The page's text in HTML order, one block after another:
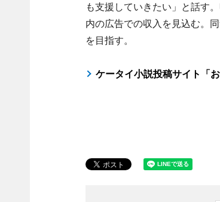
も支援していきたい」と話す
内の広告での収入を見込む。
を目指す。
ケータイ小説投稿サイト「